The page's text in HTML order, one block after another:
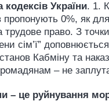
України. 1.
0%, як для
право. З
сім’ї”
Кабміну та
– не
– це руйнування